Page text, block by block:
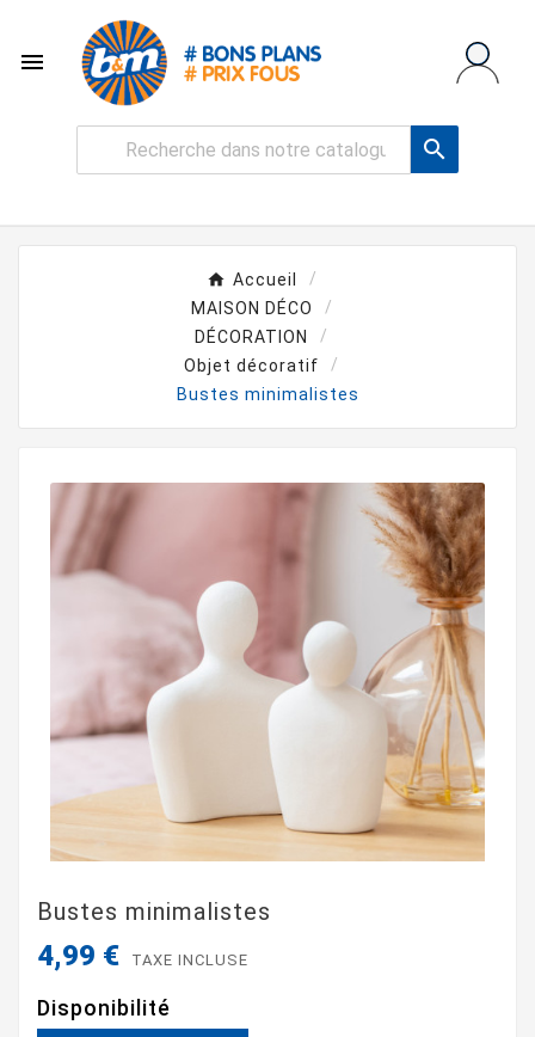


Accueil
MAISON DÉCO
DÉCORATION
Objet décoratif
Bustes minimalistes
Bustes minimalistes
4,99 € TAXE INCLUSE
Disponibilité